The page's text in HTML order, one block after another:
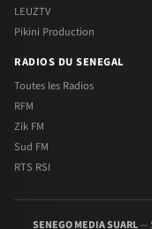
LEUZTV
Pikini Production
RADIOS DU SENEGAL
Toutes les Radios
RFM
Zik FM
Sud FM
RTS RSI
SENEGO MEDIA SUARL—